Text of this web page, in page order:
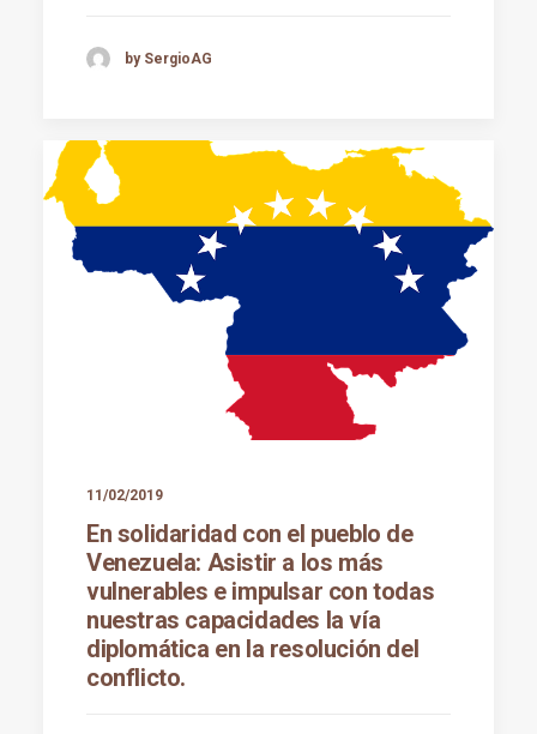
by SergioAG
11/02/2019
En solidaridad con el pueblo de
Venezuela: Asistir a los más
vulnerables e impulsar con todas
nuestras capacidades la vía
diplomática en la resolución del
conflicto.